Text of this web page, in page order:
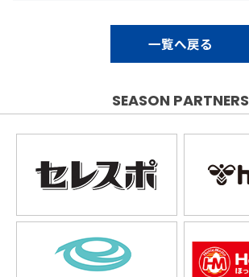
一覧へ戻る
SEASON PARTNERS